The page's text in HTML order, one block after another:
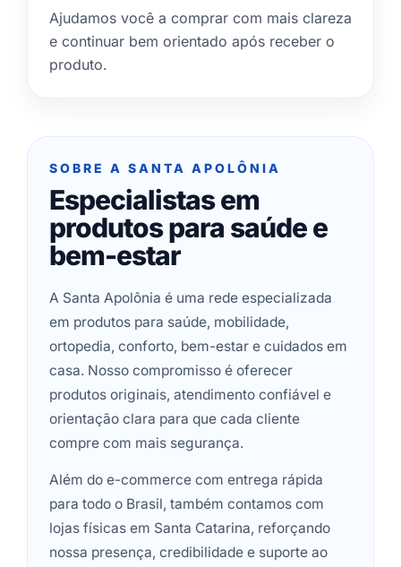
Ajudamos você a comprar com mais clareza
e continuar bem orientado após receber o
produto.
SOBRE A SANTA APOLÔNIA
Especialistas em
produtos para saúde e
bem-estar
A Santa Apolônia é uma rede especializada
em produtos para saúde, mobilidade,
ortopedia, conforto, bem-estar e cuidados em
casa. Nosso compromisso é oferecer
produtos originais, atendimento confiável e
orientação clara para que cada cliente
compre com mais segurança.
Além do e-commerce com entrega rápida
para todo o Brasil, também contamos com
lojas físicas em Santa Catarina, reforçando
nossa presença, credibilidade e suporte ao